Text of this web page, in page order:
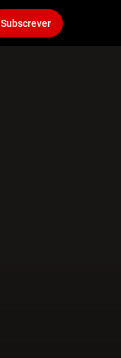
Subscrever